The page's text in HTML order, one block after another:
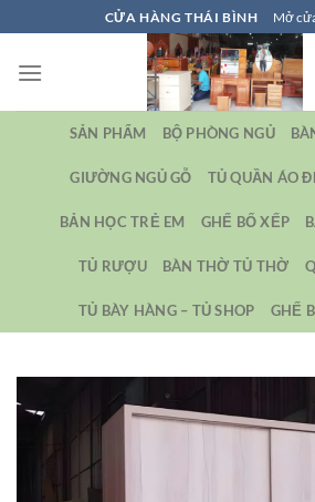
qua
nội
CỬA HÀNG THÁI BÌNH Mở
SẢN PHẨM BỘ PHÒNG NGỦ
GIƯỜNG NGỦ GỖ TỦ QUẦN ÁO
BẢN HỌC TRẺ EM GHẾ BỐ XẾP
TỦ RƯỢU BÀN THỜ TỦ THỜ
TỦ BÀY HÀNG – TỦ SHOP GHẾ